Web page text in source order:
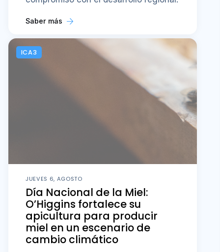
Saber más
ICA3
JUEVES 6, AGOSTO
Día Nacional de la Miel:
O’Higgins fortalece su
apicultura para producir
miel en un escenario de
cambio climático